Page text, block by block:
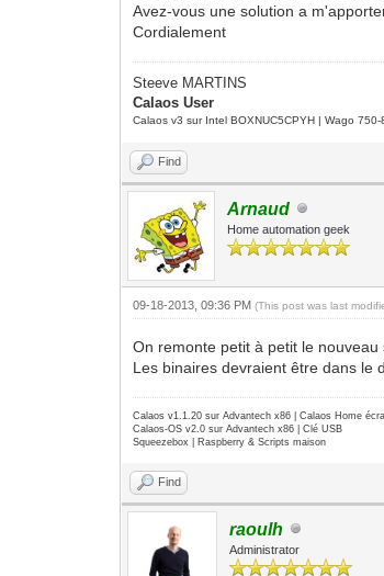
Avez-vous une solution a
Cordialement
Steeve MARTINS
Calaos User
Calaos v3 sur Intel BOXNUC5CPYH | Wago
Find
Arnaud
Home automation geek
09-18-2013, 09:36 PM(This post was last
On remonte petit à petit le
Les binaires devraient être dans le
Calaos v1.1.20 sur Advantech x86 | Calaos Home
Calaos-OS v2.0 sur Advantech x86 | Clé USB
Squeezebox | Raspberry & Scripts maison
Find
raoulh
Administrator